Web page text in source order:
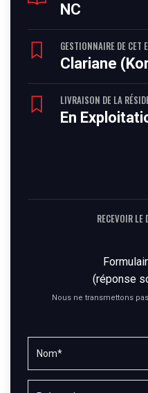
NC
GESTIONNAIRE DE CET
Clariane
LIVRAISON DE LA
En
RECEVOIR LE
(réponse
Nous ne transmettons